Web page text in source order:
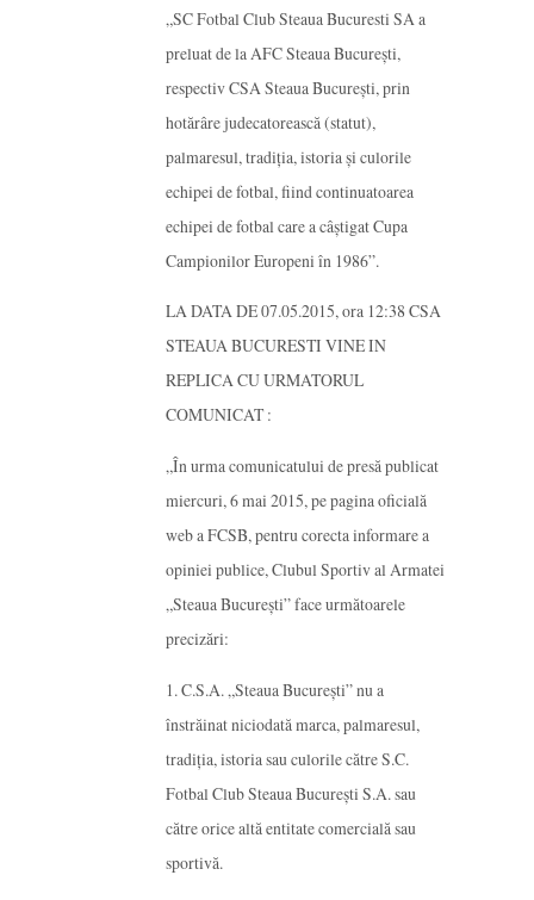
„SC Fotbal Club Steaua Bucuresti SA a
preluat de la AFC Steaua Bucureşti,
respectiv CSA Steaua Bucureşti, prin
hotărâre judecatorească (statut),
palmaresul, tradiţia, istoria şi culorile
echipei de fotbal, fiind continuatoarea
echipei de fotbal care a câştigat Cupa
Campionilor Europeni în 1986”.
LA DATA DE 07.05.2015, ora 12:38 CSA
STEAUA BUCURESTI VINE IN
REPLICA CU URMATORUL
COMUNICAT :
„În urma comunicatului de presă publicat
miercuri, 6 mai 2015, pe pagina oficială
web a FCSB, pentru corecta informare a
opiniei publice, Clubul Sportiv al Armatei
„Steaua București” face următoarele
precizări:
1. C.S.A. „Steaua București” nu a
înstrăinat niciodată marca, palmaresul,
tradiția, istoria sau culorile către S.C.
Fotbal Club Steaua București S.A. sau
către orice altă entitate comercială sau
sportivă.